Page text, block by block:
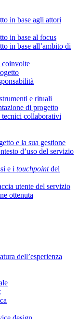
in base agli attori
in base al focus
in base all’ambito di
coinvolte
e rituali
di progetto
collaborativi
e la sua gestione
d’uso del servizio
e i touchpointdel
utente del servizio
ottenuta
dell’esperienza